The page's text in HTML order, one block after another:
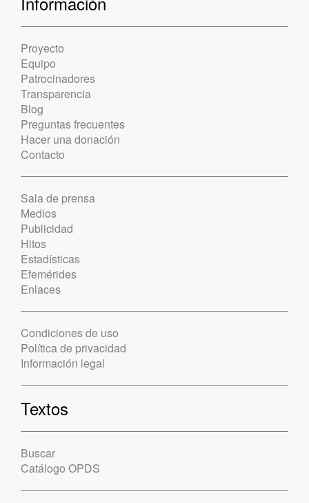
Proyecto
Equipo
Patrocinadores
Transparencia
Blog
Preguntas frecuentes
Hacer una donación
Contacto
Sala de prensa
Medios
Publicidad
Hitos
Estadísticas
Efemérides
Enlaces
Condiciones de uso
Política de privacidad
Información legal
Textos
Buscar
Catálogo OPDS